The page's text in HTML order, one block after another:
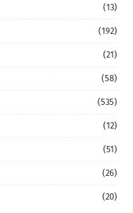
(13)
(192)
(21)
(58)
(535)
(12)
(51)
(26)
(20)